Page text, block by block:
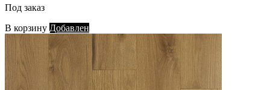
Под заказ
В корзину Добавлен